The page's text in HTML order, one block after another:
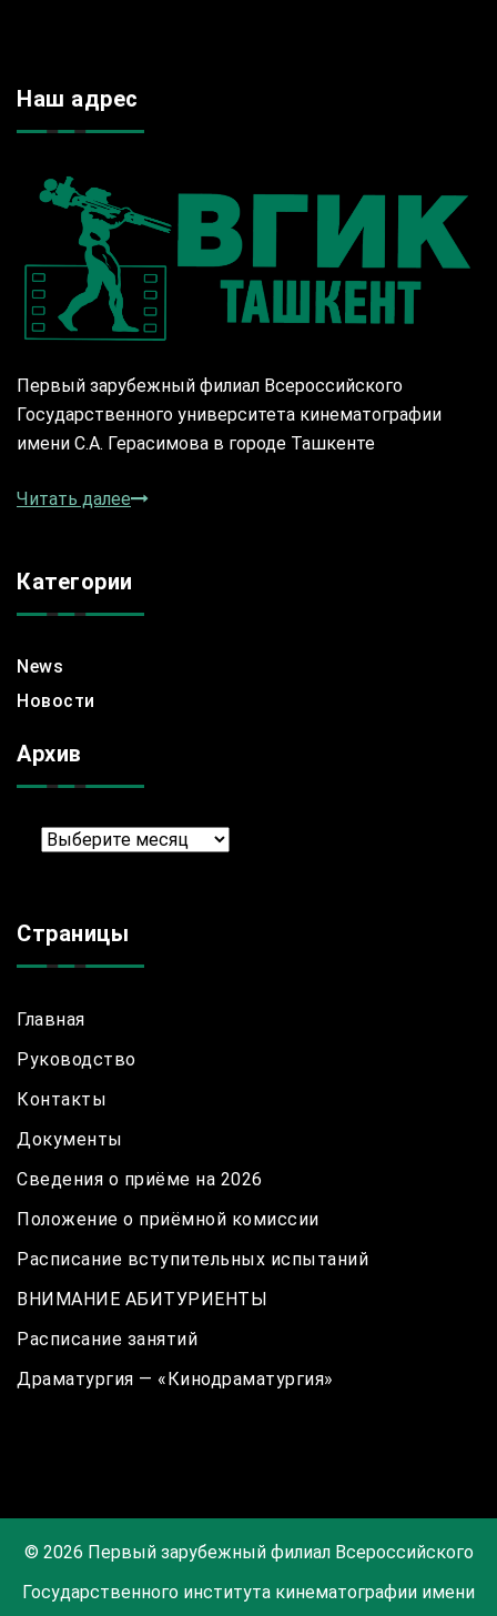
Наш адрес
Первый зарубежный филиал Всероссийского
Государственного университета кинематографии
имени С.А. Герасимова в городе Ташкенте
Читать далее
Категории
News
Новости
Архив
Архив
Страницы
Главная
Руководство
Контакты
Документы
Сведения о приёме на 2026
Положение о приёмной комиссии
Расписание вступительных испытаний
ВНИМАНИЕ АБИТУРИЕНТЫ
Расписание занятий
Драматургия — «Кинодраматургия»
© 2026 Первый зарубежный филиал Всероссийского
Государственного института кинематографии имени